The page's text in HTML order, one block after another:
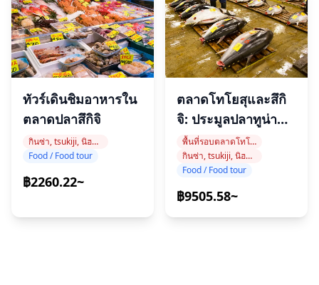
ทัวร์เดินชิมอาหารใน
ตลาดปลาสึกิจิ
กินซ่า, tsukiji, นิฮอนบาชิ
Food / Food tour
฿2260.22~
ตลาดโทโยสุและสึกิ
จิ: ประมูลปลาทูน่า
และอาหาร
พื้นที่รอบตลาดโทโยซุ
กินซ่า, tsukiji, นิฮอนบาชิ
Food / Food tour
฿9505.58~